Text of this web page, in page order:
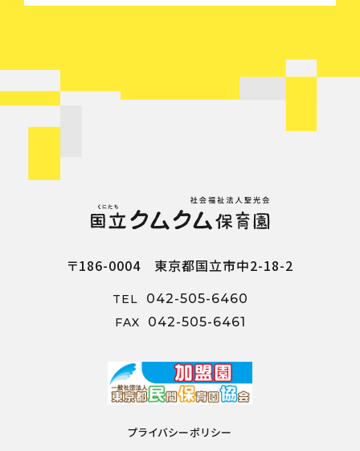
〒186-0004 東京都国立市中2-18-2
TEL 042-505-6460
FAX 042-505-6461
プライバシーポリシー